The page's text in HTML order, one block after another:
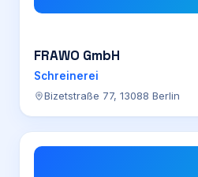
FRAWO GmbH
Schreinerei
Bizetstraße 77, 13088 Berlin